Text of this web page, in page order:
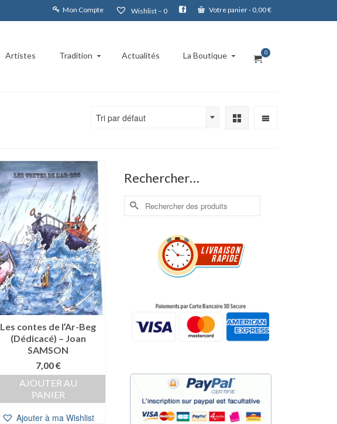
Mon Compte Wishlist – 0 Votre panier- 0,00€
Artistes Tradition Actualités La Boutique 0
Tri par défaut
Les contes de l’Ar-Beg
(Dédicacé) – Joan
SAMSON
7,00€
AJOUTER AU
PANIER
Ajouter à ma Wishlist
Rechercher…
Rechercher :